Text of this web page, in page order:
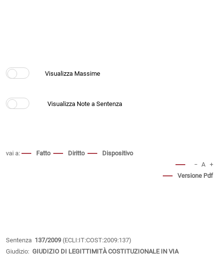
vai a: Fatto Diritto
Dispositivo
− A +
Versione Pdf
Sentenza 137/2009 (ECLI:IT:COST:2009:137)
Giudizio: GIUDIZIO DI LEGITTIMITÀ COSTITUZIONALE IN VIA